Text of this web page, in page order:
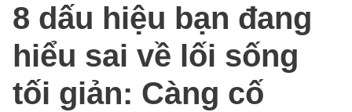
8 dấu hiệu bạn đang
hiểu sai về lối sống
tối giản: Càng cố